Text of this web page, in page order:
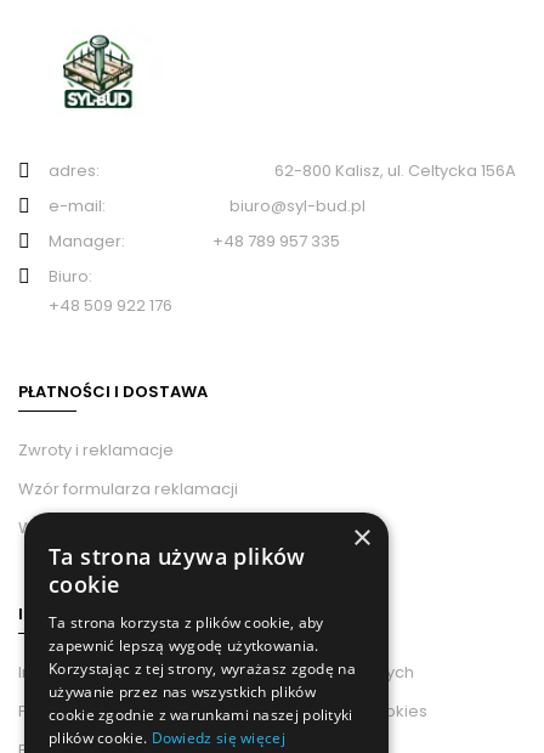
adres: 62-800 Kalisz, ul. Celtycka 156A
e-mail: biuro@syl-bud.pl
Manager: +48 789 957 335
Biuro:
+48 509 922 176
PŁATNOŚCI I DOSTAWA
Zwroty i reklamacje
Wzór formularza reklamacji
Wzór odstąpienia od umowy
INFORMACJE
Informacje od Administratora Danych Osobowych
Polityka Prywatności i Wykorzystania Plików Cookies
×
Ta strona używa plików
cookie
Ta strona korzysta z plików cookie, aby
zapewnić lepszą wygodę użytkowania.
Korzystając z tej strony, wyrażasz zgodę na
używanie przez nas wszystkich plików
cookie zgodnie z warunkami naszej polityki
plików cookie. Dowiedz się więcej